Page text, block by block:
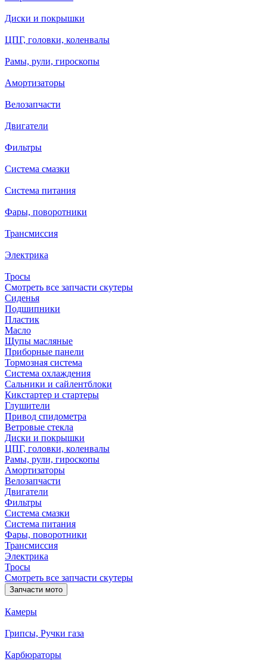
Диски и покрышки
ЦПГ, головки, коленвалы
Рамы, рули, гироскопы
Амортизаторы
Велозапчасти
Двигатели
Фильтры
Система смазки
Система питания
Фары, поворотники
Трансмиссия
Электрика
Тросы
Смотреть все запчасти скутеры
Сиденья
Подшипники
Пластик
Масло
Щупы масляные
Приборные панели
Тормозная система
Система охлаждения
Сальники и сайлентблоки
Кикстартер и стартеры
Глушители
Привод спидометра
Ветровые стекла
Диски и покрышки
ЦПГ, головки, коленвалы
Рамы, рули, гироскопы
Амортизаторы
Велозапчасти
Двигатели
Фильтры
Система смазки
Система питания
Фары, поворотники
Трансмиссия
Электрика
Тросы
Смотреть все запчасти скутеры
Запчасти мото
Камеры
Грипсы, Ручки газа
Карбюраторы